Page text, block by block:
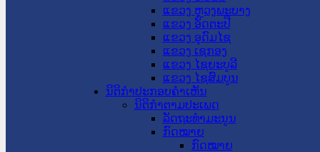
ແຂວງ ຫຼວງພະບາງ
ແຂວງ ອັດຕະປື
ແຂວງ ອຸດົມໄຊ
ແຂວງ ເຊກອງ
ແຂວງ ໄຊຍະບູລີ
ແຂວງ ໄຊສົມບູນ
ນິຕິກໍາປະກອບຄໍາເຫັນ
ນິຕິກໍາຕາມປະເພດ
ລັດຖະທໍາມະນູນ
ກົດໝາຍ
ກົດໝາຍ